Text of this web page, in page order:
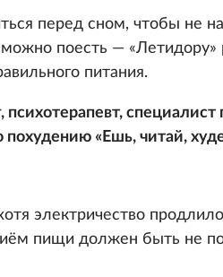
перед сном, чтобы не
поесть — «Летидору»
питания.
психотерапевт,
похудению «Ешь, читай,
электричество
пищи должен быть не